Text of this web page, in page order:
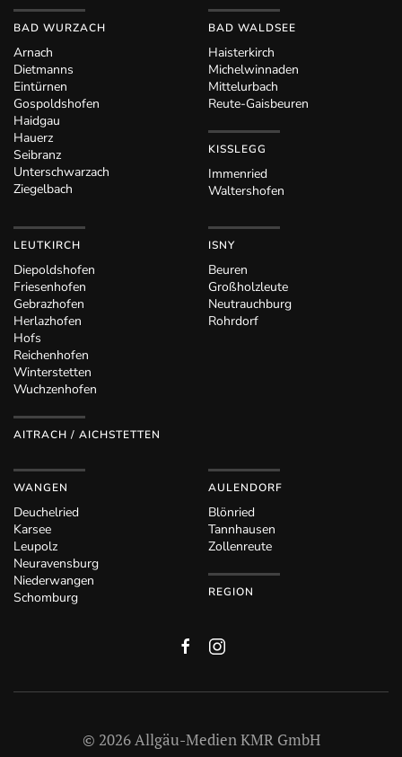
BAD WURZACH
Arnach
Dietmanns
Eintürnen
Gospoldshofen
Haidgau
Hauerz
Seibranz
Unterschwarzach
Ziegelbach
BAD WALDSEE
Haisterkirch
Michelwinnaden
Mittelurbach
Reute-Gaisbeuren
KISSLEGG
Immenried
Waltershofen
LEUTKIRCH
Diepoldshofen
Friesenhofen
Gebrazhofen
Herlazhofen
Hofs
Reichenhofen
Winterstetten
Wuchzenhofen
AITRACH / AICHSTETTEN
ISNY
Beuren
Großholzleute
Neutrauchburg
Rohrdorf
WANGEN
Deuchelried
Karsee
Leupolz
Neuravensburg
Niederwangen
Schomburg
AULENDORF
Blönried
Tannhausen
Zollenreute
REGION
© 2026Allgäu-Medien KMR GmbH